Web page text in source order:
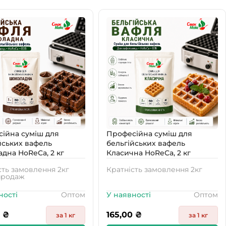
суміш для
вафель
HoReCa, 2 кг
замовлення 2кг
Оптом
₴ за 1 кг
Професійна суміш для
бельгійських вафель
Класична HoReCa, 2 кг
Кратність замовлення 2кг
У наявності Оптом
165,00 ₴ за 1 кг